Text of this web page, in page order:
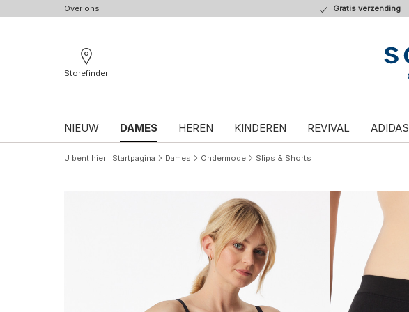
Over ons Gratis verzending
Storefinder
NIEUW DAMES HEREN KINDEREN REVIVAL ADIDAS
U bent hier Startpagina Dames Ondermode Slips & Shorts